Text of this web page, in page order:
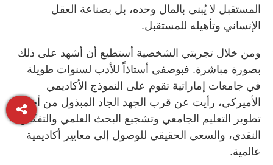
المستقبل لا يُبنى بالمال وحده، بل بصناعة العقل
الإنساني وتأهيله للمستقبل.
ومن خلال تجربتي الشخصية أستطيع أن أشهد على ذلك
بصورة مباشرة. فبوصفي أستاذاً للأدب لسنوات طويلة
في جامعات إماراتية تقوم على النموذج الأكاديمي
الأميركي، رأيت عن قرب الجهد الجاد المبذول من أجل
تطوير التعليم الجامعي وتشجيع البحث العلمي والتفكير
النقدي، والسعي الحقيقي للوصول إلى معايير أكاديمية
عالمية.